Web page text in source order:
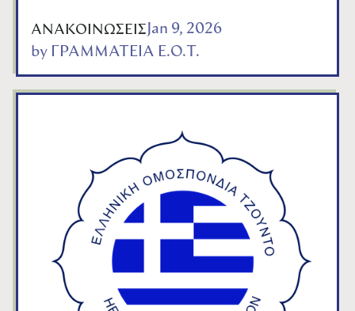
ΑΝΑΚΟΙΝΩΣΕΙΣ Jan 9, 2026
by ΓΡΑΜΜΑΤΕΙΑ Ε.Ο.Τ.